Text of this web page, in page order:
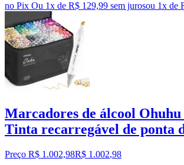
no Pix Ou 1x de R$ 129,99 sem jurosou 1x de
Marcadores de álcool Ohuhu
Tinta recarregável de ponta
Preço R$ 1.002,98R$ 1.002,98